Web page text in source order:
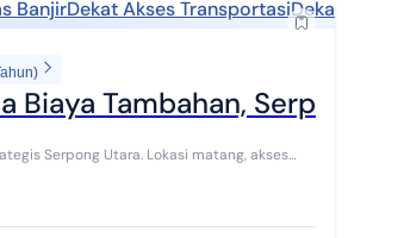
BanjirDekat Akses TransportasiDekat Sekolah
Tambahan, Serpong
Serpong Utara. Lokasi matang, akses